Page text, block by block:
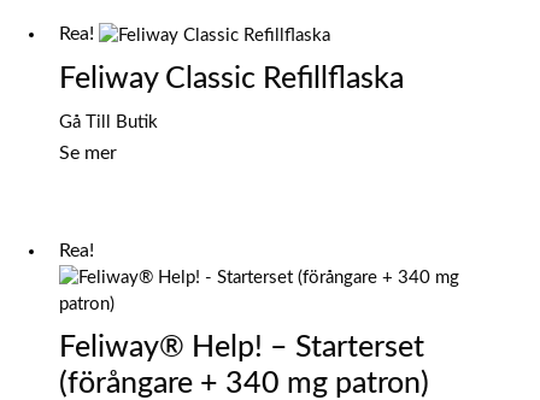
Rea!
Feliway Classic Refillflaska
Det
ursprungliga
Det
nuvarande
Gå Till Butik
Se mer
Rea!
Feliway® Help! – Starterset
(förångare + 340 mg patron)